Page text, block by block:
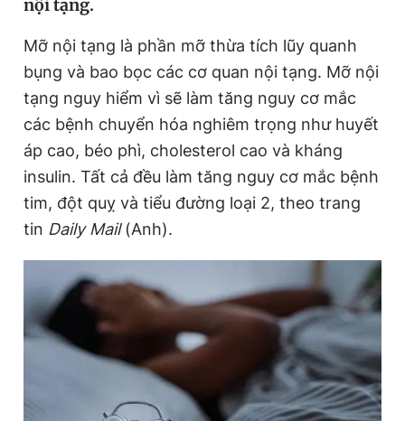
Tiện ích
Thông tin tòa soạn Liên hệ quảng cáo
Đọc Thanh Niên trên điện thoại
Theo dõi báo trên
Liên hệ quảng cáo
0908 780 404
nội tạng.
Mỡ nội tạng là phần mỡ thừa tích lũy quanh
bụng và bao bọc các cơ quan nội tạng. Mỡ nội
tạng nguy hiểm vì sẽ làm tăng nguy cơ mắc
các bệnh chuyển hóa nghiêm trọng như huyết
áp cao, béo phì, cholesterol cao và kháng
insulin. Tất cả đều làm tăng nguy cơ mắc bệnh
tim, đột quỵ và tiểu đường loại 2, theo trang
tin Daily Mail(Anh).